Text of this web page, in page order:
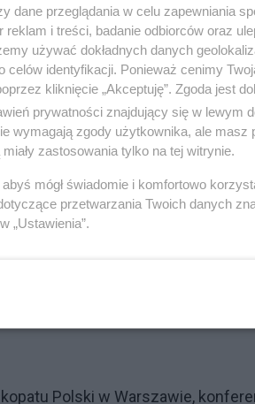
tylko "połowa nobla".Penrose, to
jej twórcy - Alberta
Polski w Warszawie,
dane przeglądania w celu zapewniania
i treści, badanie odbiorców oraz
używać dokładnych danych
identyfikacji. Ponieważ cenimy
kliknięcie „Akceptuję”. Zgoda jest
prywatności znajdujący się w lewym
wymagają zgody użytkownika, ale masz
zastosowania tylko na tej witrynie.
mógł świadomie i komfortowo
przetwarzania Twoich danych
„Ustawienia”.